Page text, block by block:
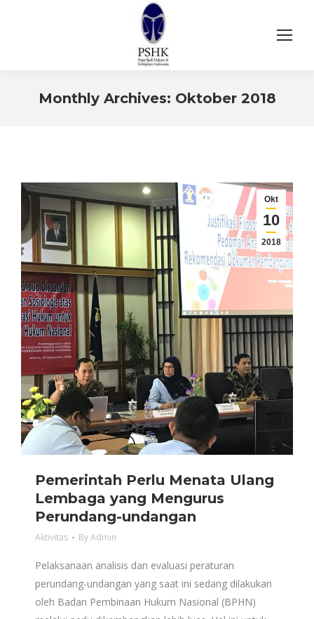
Monthly Archives: Oktober 2018
Okt
10
2018
Pemerintah Perlu Menata Ulang
Lembaga yang Mengurus
Perundang-undangan
Aktivitas ByAdmin
Pelaksanaan analisis dan evaluasi peraturan
perundang-undangan yang saat ini sedang dilakukan
oleh Badan Pembinaan Hukum Nasional (BPHN)